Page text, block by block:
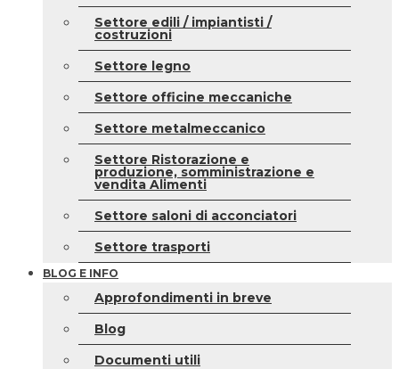
Settore edili / impiantisti /
costruzioni
Settore legno
Settore officine meccaniche
Settore metalmeccanico
Settore Ristorazione e
produzione, somministrazione e
vendita Alimenti
Settore saloni di acconciatori
Settore trasporti
BLOG E INFO
Approfondimenti in breve
Blog
Documenti utili